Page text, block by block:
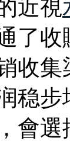
近視
了
收集
稳步
會選